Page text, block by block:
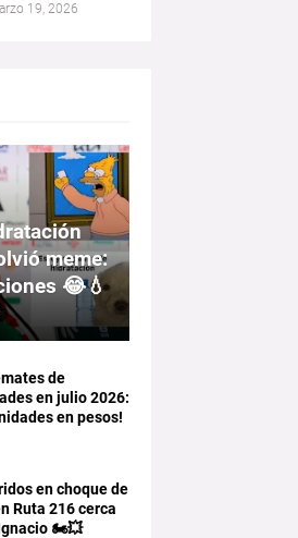
19, 2026
meme:
😂💧
de
en julio 2026:
en pesos!
en choque de
Ruta 216 cerca
🏍️💥